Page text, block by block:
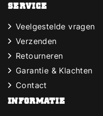
SERVICE
Veelgestelde vragen
Verzenden
Retourneren
Garantie & Klachten
Contact
INFORMATIE